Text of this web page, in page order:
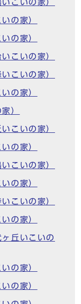
こいの家）
の家）
の家）
こいの家）
こいの家）
の家）
）
こいの家）
の家）
こいの家）
の家）
こいの家）
の家）
丘いこいの
の家）
の家）